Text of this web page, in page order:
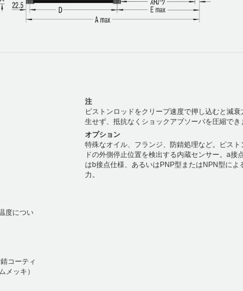
度につい
コーティ
メッキ）
注
ピストンロッドをクリープ速度で押し込むと減衰
生せず、抵抗なくショックアブソーバを圧縮でき
オプション
特殊なオイル、フランジ、防錆処理など。ピスト
ドの外側停止位置を検出する内蔵センサー。a接
はb接点仕様、あるいはPNP型またはNPN型によ
力。